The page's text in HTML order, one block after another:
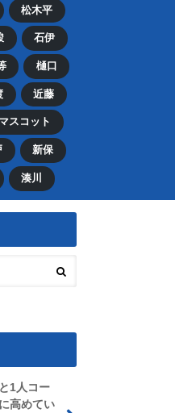
松木平
石伊
樋口
近藤
マスコット
新保
湊川
1人コー
高めてい